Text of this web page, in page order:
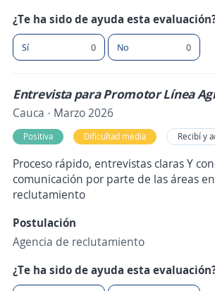
¿Te ha sido de ayuda esta
Sí 0 No 0
Entrevista para Promotor Línea
Cauca · Marzo 2026
Positiva Dificultad media Recibí y
Proceso rápido, entrevistas claras Y
comunicación por parte de las áreas
reclutamiento
Postulación
Agencia de reclutamiento
¿Te ha sido de ayuda esta